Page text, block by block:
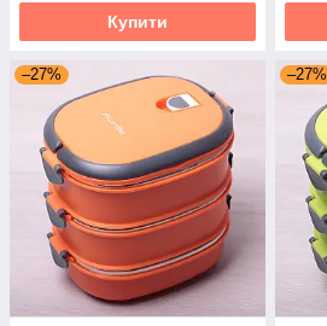
Купити
–27% –27%